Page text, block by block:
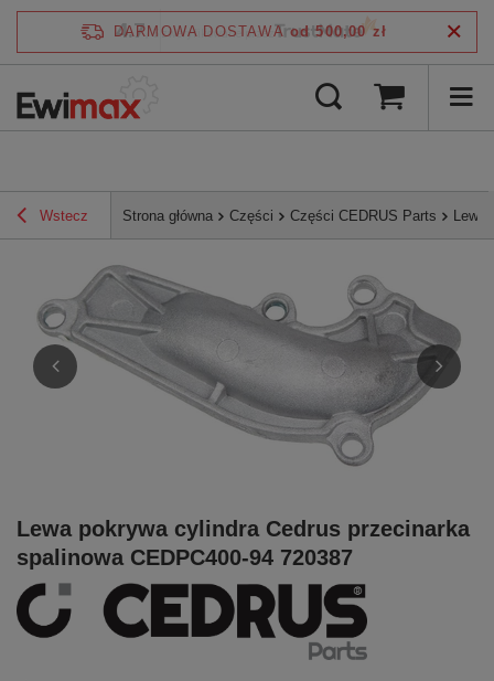
DARMOWA DOSTAWA od 500,00 zł
Wstecz Strona główna Części Części CEDRUS Parts Lewa
Lewa pokrywa cylindra Cedrus przecinarka
spalinowa CEDPC400-94 720387
4.7/5 zweryfikowane przez